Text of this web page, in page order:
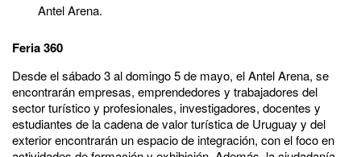
Antel Arena.
Feria 360
Desde el sábado 3 al domingo 5 de mayo, el Antel Arena, se
encontrarán empresas, emprendedores y trabajadores del
sector turístico y profesionales, investigadores, docentes y
estudiantes de la cadena de valor turística de Uruguay y del
exterior encontrarán un espacio de integración, con el foco en